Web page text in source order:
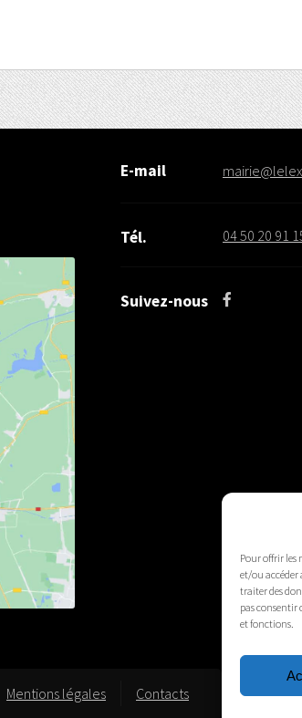
Pour offrir les
et/ou accéder
traiter des
pas consentir
et fonctions.
E-mail
Tél. 04 50 20 91
Suivez-nous
Mentions légales Contacts